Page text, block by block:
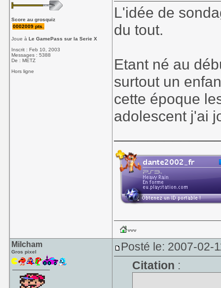
Score au grosquiz
0002009 pts.
Joue àLe GamePass sur la Serie X
Inscrit : Feb 10, 2003
Messages : 5388
De : METZ
Hors ligne
L'idée de
du tout.
Etant né au
surtout un
cette époque
adolescent j'ai
Milcham
Gros pixel
Posté le: 2007-02-
Citation :